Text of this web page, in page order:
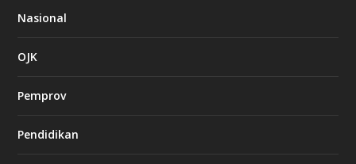
Nasional
OJK
Pemprov
Pendidikan